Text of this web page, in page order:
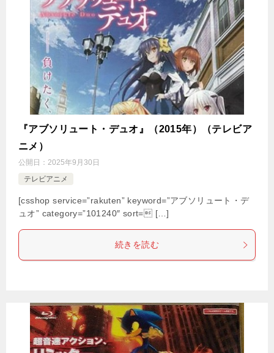
『アブソリュート・デュオ』（2015年）（テレビア
ニメ）
公開日： 2025年9月30日
テレビアニメ
[csshop service=”rakuten” keyword=”アブソリュート・デ
ュオ” category=”101240″ sort= […]
続きを読む